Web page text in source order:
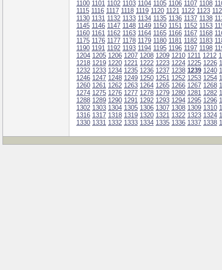
1100 1101 1102 1103 1104 1105 1106 1107 1108
1115 1116 1117 1118 1119 1120 1121 1122 1123
1130 1131 1132 1133 1134 1135 1136 1137 1138
1145 1146 1147 1148 1149 1150 1151 1152 1153
1160 1161 1162 1163 1164 1165 1166 1167 1168
1175 1176 1177 1178 1179 1180 1181 1182 1183
1190 1191 1192 1193 1194 1195 1196 1197 1198
1204 1205 1206 1207 1208 1209 1210 1211 1212
1218 1219 1220 1221 1222 1223 1224 1225 1226
1232 1233 1234 1235 1236 1237 1238 1239 1240
1246 1247 1248 1249 1250 1251 1252 1253 1254
1260 1261 1262 1263 1264 1265 1266 1267 1268
1274 1275 1276 1277 1278 1279 1280 1281 1282
1288 1289 1290 1291 1292 1293 1294 1295 1296
1302 1303 1304 1305 1306 1307 1308 1309 1310
1316 1317 1318 1319 1320 1321 1322 1323 1324
1330 1331 1332 1333 1334 1335 1336 1337 1338